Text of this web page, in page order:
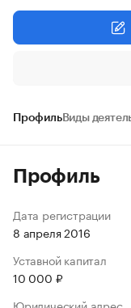
ПрофильВиды
Профиль
Дата регистрации
8 апреля 2016
Уставной капитал
10 000 ₽